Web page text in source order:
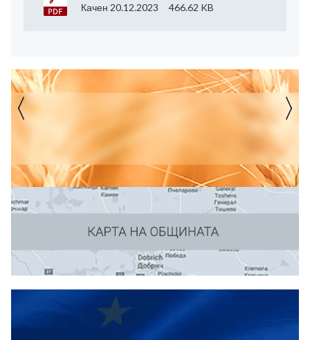
Качен 20.12.2023 466.62 KB